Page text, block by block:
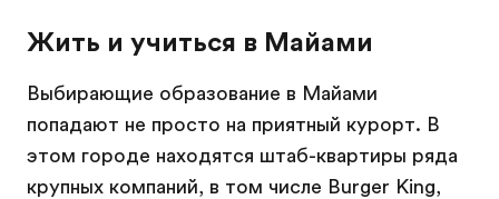
Жить и учиться в Майами
Выбирающие образование в Майами
попадают не просто на приятный курорт. В
этом городе находятся штаб-квартиры ряда
крупных компаний, в том числе Burger King,